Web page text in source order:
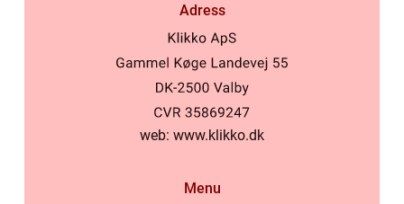
Adress
web: www.klikko.dk
Menu